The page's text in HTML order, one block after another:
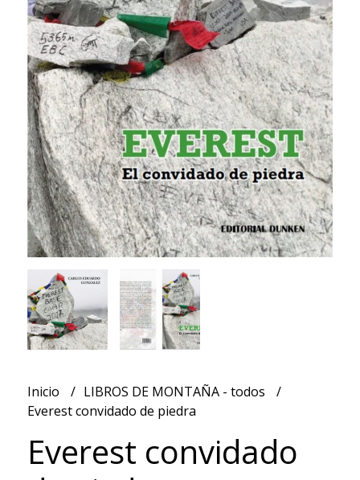
Inicio
LIBROS DE MONTAÑA - todos
Everest convidado de piedra
Everest convidado